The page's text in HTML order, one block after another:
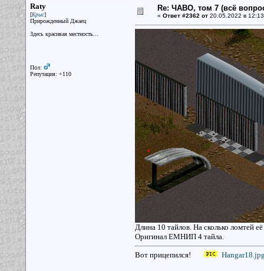
Raty
[Крыс]
Прирожденный Джаец
Здесь красивая местность...
Пол:
Репутация: +110
Re: ЧАВО, том 7 (всё
« Ответ #2362 от20.05.2022 в
Длина 10 тайлов. На сколько ломтей её
Оригинал ЕМНИП 4 тайла.
Вот прицепился!